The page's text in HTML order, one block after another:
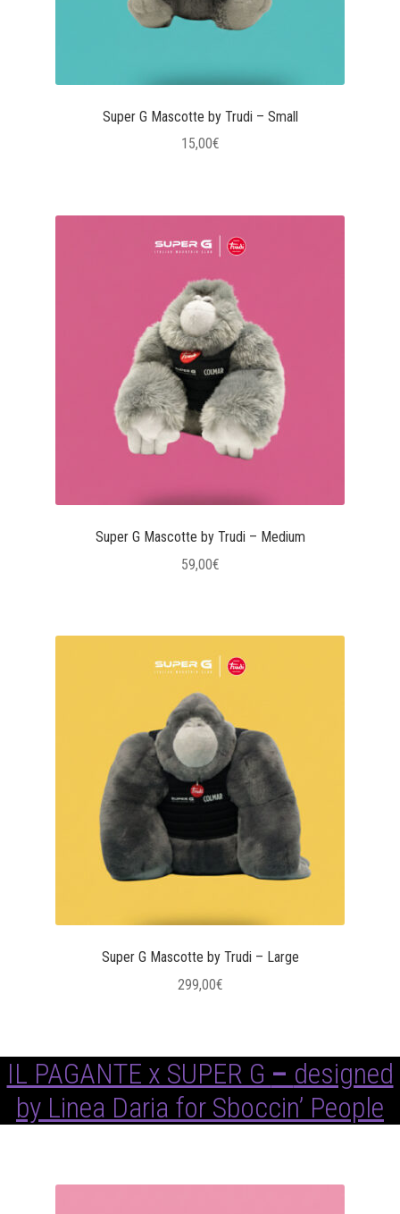
Super G Mascotte by Trudi – Small
15,00€
Super G Mascotte by Trudi – Medium
59,00€
Super G Mascotte by Trudi – Large
299,00€
IL PAGANTE x SUPER G – designed
by Linea Daria for Sboccin’ People